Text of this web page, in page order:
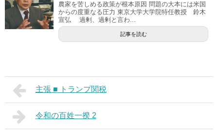
農家を苦しめる政策が根本原因 問題の大本には米国
からの度重なる圧力 東京大学大学院特任教授 鈴木
宣弘 過剰、過剰と言わ...
記事を読む
主張 ■ トランプ関税
令和の百姓一揆 2